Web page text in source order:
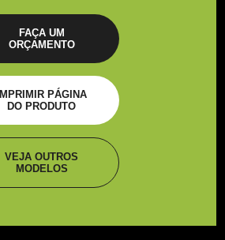
FAÇA UM
ORÇAMENTO
IMPRIMIR PÁGINA
DO PRODUTO
VEJA OUTROS
MODELOS